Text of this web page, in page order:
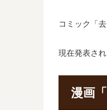
コミック「
現在発表さ
漫画